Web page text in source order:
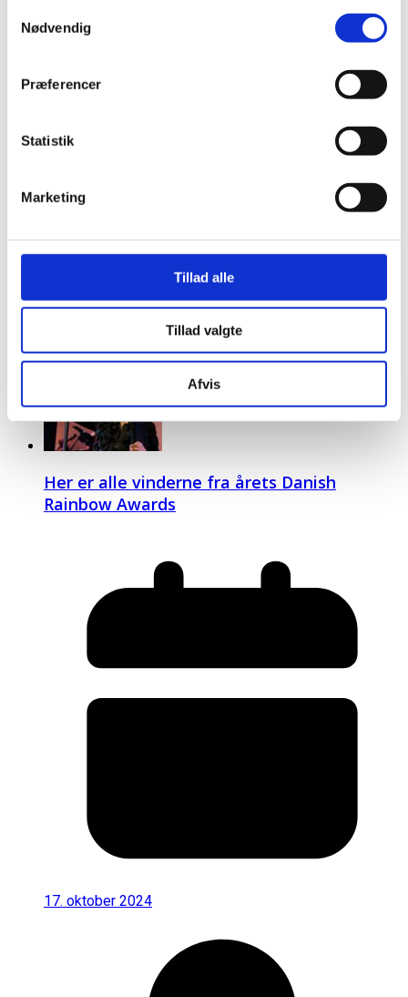
Nødvendig
Præferencer
Statistik
Marketing
Tillad alle
Tillad valgte
Afvis
Her er alle vinderne fra årets Danish
Rainbow Awards
17. oktober 2024